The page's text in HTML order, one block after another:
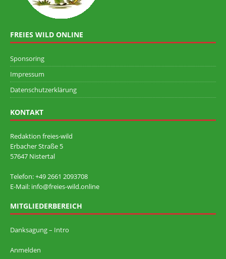
FREIES WILD ONLINE
Sponsoring
Impressum
Datenschutzerklärung
KONTAKT
Redaktion freies-wild
Erbacher Straße 5
57647 Nistertal
Telefon: +49 ‭2661 2093708
E-Mail: info@freies-wild.online
MITGLIEDERBEREICH
Danksagung – Intro
Anmelden